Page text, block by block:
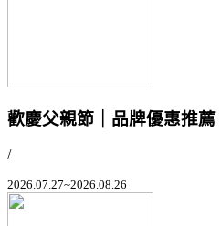
歡慶父親節｜品牌優惠推薦
/
2026.07.27~2026.08.26